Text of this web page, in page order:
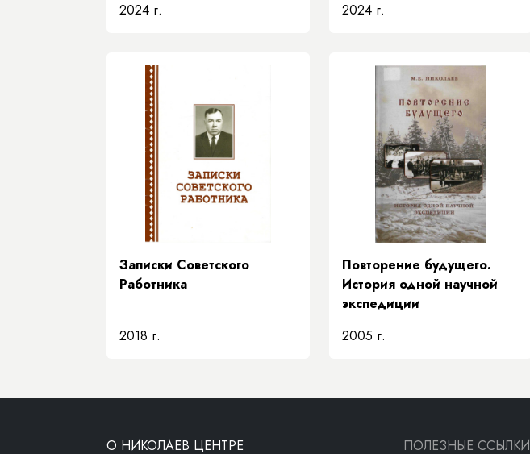
наук Республики Саха
2024 г. 2024 г.
Записки Советского
Работника
2018 г.
Повторение будущего.
История одной научной
экспедиции
2005 г.
О НИКОЛАЕВ ЦЕНТРЕ ПОЛЕЗНЫЕ ССЫЛКИ